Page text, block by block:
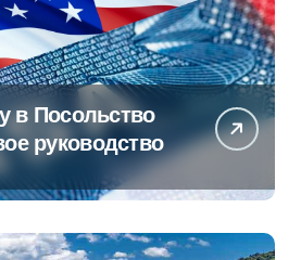
в Посольство
руководство